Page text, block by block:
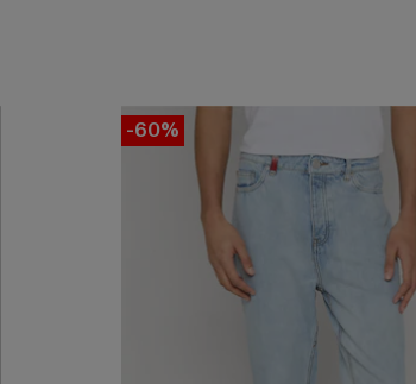
-60%